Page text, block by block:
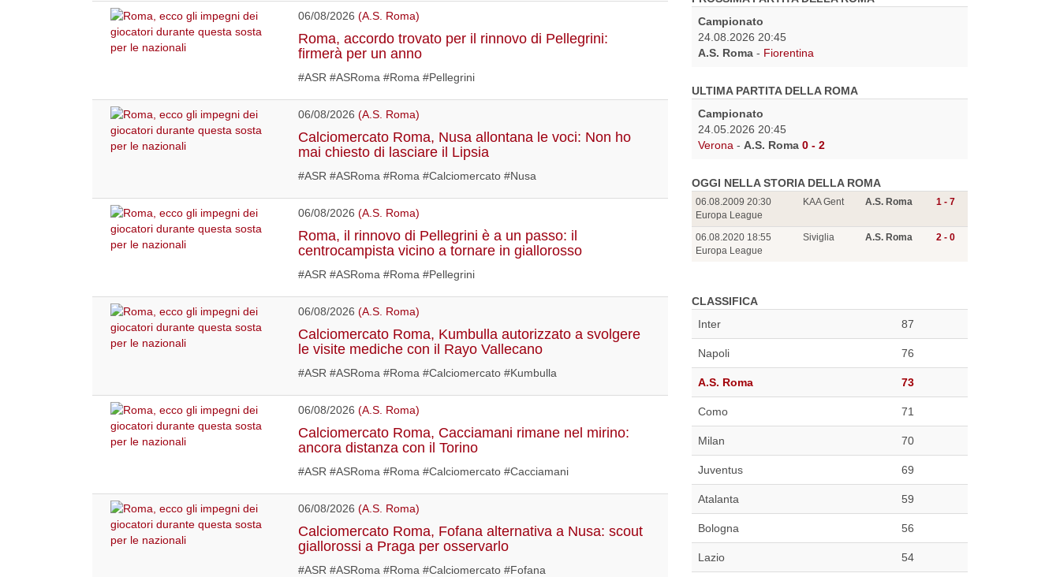
06/08/2026 (A.S. Roma)
Roma, accordo trovato per il rinnovo di Pellegrini:
firmerà per un anno
#ASR #ASRoma #Roma #Pellegrini
06/08/2026 (A.S. Roma)
Calciomercato Roma, Nusa allontana le voci: Non ho
mai chiesto di lasciare il Lipsia
#ASR #ASRoma #Roma #Calciomercato #Nusa
06/08/2026 (A.S. Roma)
Roma, il rinnovo di Pellegrini è a un passo: il
centrocampista vicino a tornare in giallorosso
#ASR #ASRoma #Roma #Pellegrini
06/08/2026 (A.S. Roma)
Calciomercato Roma, Kumbulla autorizzato a svolgere
le visite mediche con il Rayo Vallecano
#ASR #ASRoma #Roma #Calciomercato #Kumbulla
06/08/2026 (A.S. Roma)
Calciomercato Roma, Cacciamani rimane nel mirino:
ancora distanza con il Torino
#ASR #ASRoma #Roma #Calciomercato #Cacciamani
06/08/2026 (A.S. Roma)
Calciomercato Roma, Fofana alternativa a Nusa: scout
giallorossi a Praga per osservarlo
#ASR #ASRoma #Roma #Calciomercato #Fofana
Campionato
24.08.2026 20:45
A.S. Roma - Fiorentina
ULTIMA PARTITA DELLA ROMA
Campionato
24.05.2026 20:45
Verona - A.S. Roma 0 - 2
OGGI NELLA STORIA DELLA ROMA
06.08.2009 20:30
Europa League
KAA Gent A.S. Roma 1 - 7
06.08.2020 18:55
Europa League
Siviglia A.S. Roma 2 - 0
CLASSIFICA
Inter
87
Napoli 76
A.S. Roma 73
Como 71
Milan 70
Juventus 69
Atalanta 59
Bologna 56
Lazio 54